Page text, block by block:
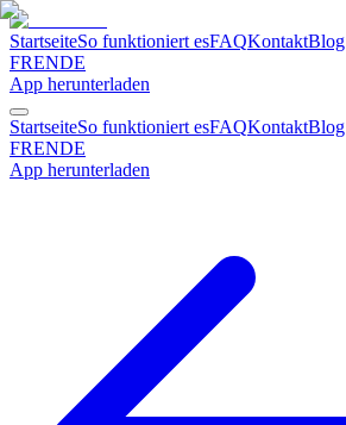
StartseiteSo funktioniert esFAQKontaktBlog
FRENDE
App herunterladen
StartseiteSo funktioniert esFAQKontaktBlog
FRENDE
App herunterladen